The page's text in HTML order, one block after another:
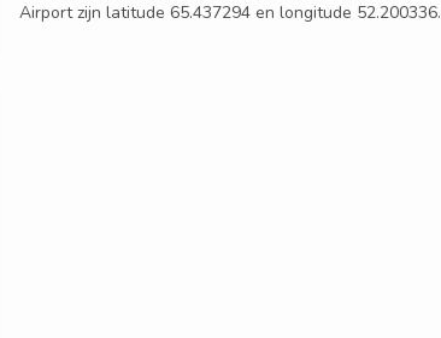
Airport zijn latitude 65.437294 en longitude 52.200336.